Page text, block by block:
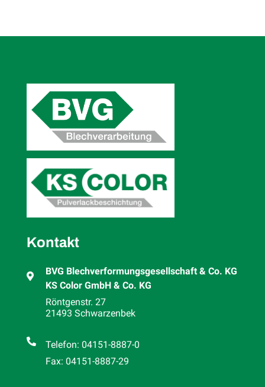
Kontakt

BVG Blech­­verformungs­­gesellschaft & Co. KG
KS Color GmbH & Co. KG
Röntgenstr. 27
21493 Schwarzenbek

Telefon: 04151-8887-0
Fax: 04151-8887-29